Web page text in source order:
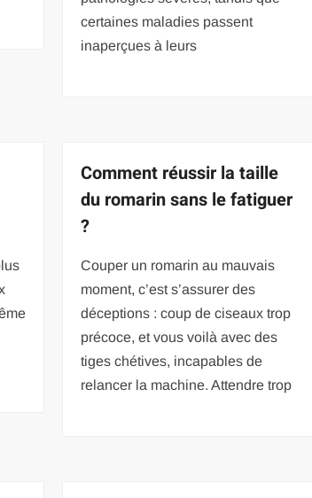
certaines maladies passent
inaperçues à leurs
Comment réussir la taille
du romarin sans le fatiguer
?
Couper un romarin au mauvais
moment, c’est s’assurer des
déceptions : coup de ciseaux trop
précoce, et vous voilà avec des
tiges chétives, incapables de
relancer la machine. Attendre trop